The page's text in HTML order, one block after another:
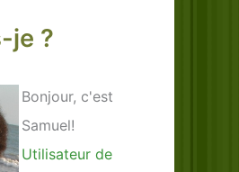
je ?
Bonjour, c'est
Samuel!
Utilisateur de